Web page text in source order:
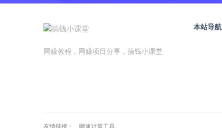
网赚教程，网赚项目分享，搞钱小课堂
本站导航
友情链接： 网速计算工具